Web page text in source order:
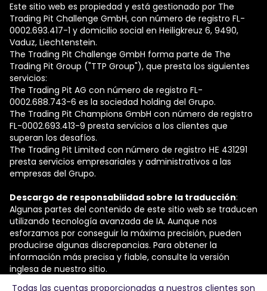
Este sitio web es propiedad y está gestionado por The
Trading Pit Challenge GmbH, con número de registro FL-
0002.693.417-1 y domicilio social en Heiligkreuz 6, 9490,
Vaduz, Liechtenstein.
The Trading Pit Challenge GmbH forma parte de The
Trading Pit Group ("TTP Group"), que presta los siguientes
servicios:
The Trading Pit AG con número de registro FL-
0002.688.743-6 es la sociedad holding del Grupo.
The Trading Pit Champions GmbH con número de registro
FL-0002.693.413-9 presta servicios a los clientes que
superan los desafíos.
The Trading Pit Limited con número de registro ΗΕ 431291
presta servicios empresariales y administrativos a las
empresas del Grupo.
Descargo de responsabilidad sobre la traducción:
Algunas partes del contenido de este sitio web se traducen
utilizando tecnología avanzada de IA. Aunque nos
esforzamos por conseguir la máxima precisión, pueden
producirse algunas discrepancias. Para obtener la
información más precisa y fiable, consulte la versión
inglesa de nuestro sitio.
Todas las cuentas proporcionadas a nuestros clientes son